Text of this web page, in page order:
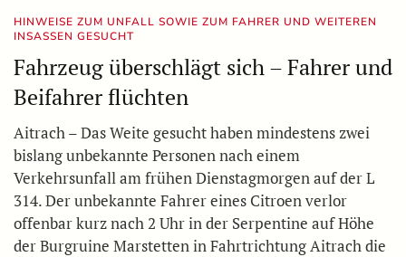
HINWEISE ZUM UNFALL SOWIE ZUM FAHRER UND WEITEREN
INSASSEN GESUCHT
Fahrzeug überschlägt sich – Fahrer und
Beifahrer flüchten
Aitrach – Das Weite gesucht haben mindestens zwei
bislang unbekannte Personen nach einem
Verkehrsunfall am frühen Dienstagmorgen auf der L
314. Der unbekannte Fahrer eines Citroen verlor
offenbar kurz nach 2 Uhr in der Serpentine auf Höhe
der Burgruine Marstetten in Fahrtrichtung Aitrach die